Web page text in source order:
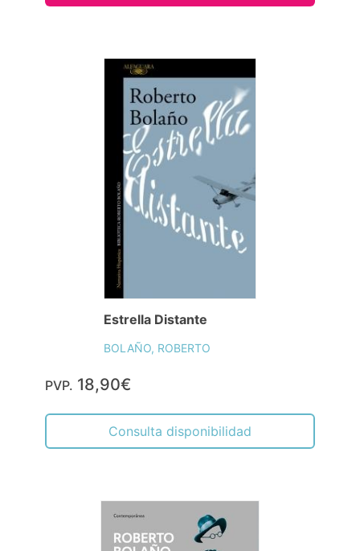
Estrella Distante
BOLAÑO, ROBERTO
PVP. 18,90€
Consulta disponibilidad